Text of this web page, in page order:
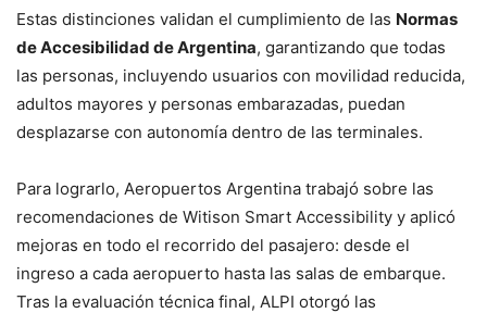
Estas distinciones validan el cumplimiento de las Normas
de Accesibilidad de Argentina, garantizando que todas
las personas, incluyendo usuarios con movilidad reducida,
adultos mayores y personas embarazadas, puedan
desplazarse con autonomía dentro de las terminales.
Para lograrlo, Aeropuertos Argentina trabajó sobre las
recomendaciones de Witison Smart Accessibility y aplicó
mejoras en todo el recorrido del pasajero: desde el
ingreso a cada aeropuerto hasta las salas de embarque.
Tras la evaluación técnica final, ALPI otorgó las